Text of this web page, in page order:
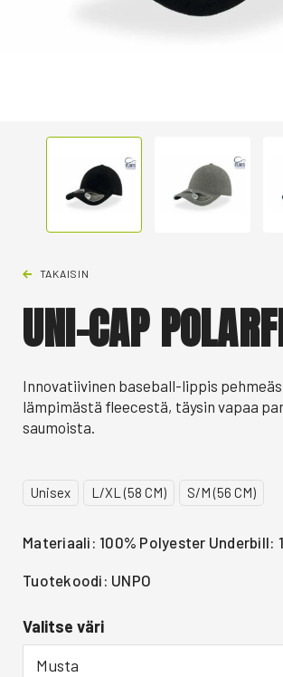
TAKAISIN
UNI-CAP
Innovatiivinen baseball-lippis
lämpimästä fleecestä, täysin vapaa
saumoista.
Unisex L/XL (58 CM) S/M (56 CM)
Materiaali: 100% Polyester Underbill:
Tuotekoodi: UNPO
Valitse väri
Musta